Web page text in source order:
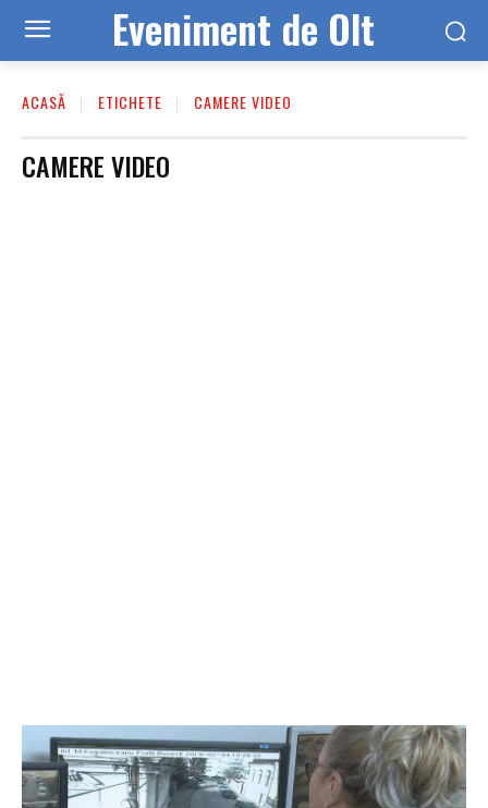
Eveniment de Olt
ACASĂ ETICHETE CAMERE VIDEO
CAMERE VIDEO